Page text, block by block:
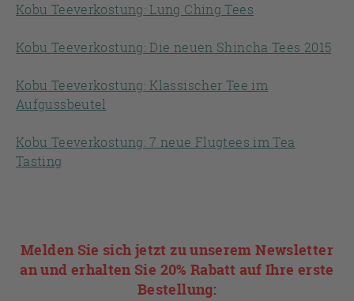
Kobu Teeverkostung: Lung Ching Tees
Kobu Teeverkostung: Die neuen Shincha Tees 2015
Kobu Teeverkostung: Klassischer Tee im
Aufgussbeutel
Kobu Teeverkostung: 7 neue Flugtees im Tea
Tasting
Melden Sie sich jetzt zu unserem Newsletter
an und erhalten Sie 20% Rabatt auf Ihre erste
Bestellung: